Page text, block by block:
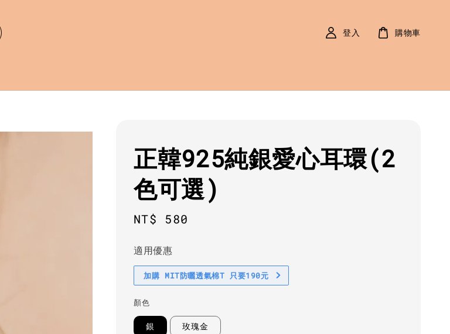
登入 購物車
正韓925純銀愛心耳環(2
色可選)
Regular
NT$ 580
適用優惠
加購 MIT防曬透氣棉T 只要190元
顏色
銀 玫瑰金